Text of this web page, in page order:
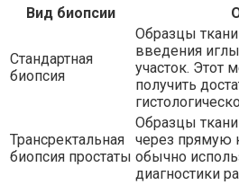
Вид биопсии
Стандартная
биопсия
Образцы
введения
участок. Этот
получить
Трансректальная
биопсия простаты
Образцы ткани
через прямую
обычно
диагностики